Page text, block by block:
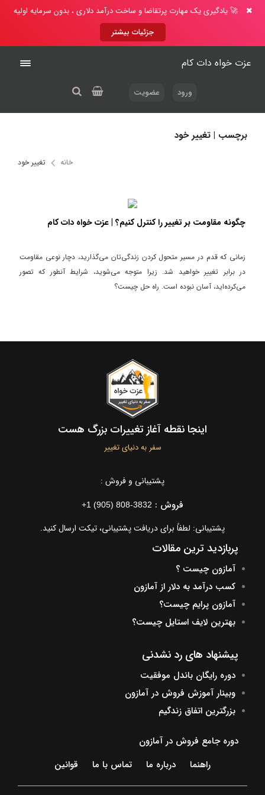
🚀 یادگیری یک مهارت پرتقاضا و ساخت درآمد دلاری ، بدون سرمایه اولیه
جزئیات بیشتر
عزت خواه دات کام
ورود عضویت
برچسب | تغییر خود
خانه تغییر خود
چگونه مقاومت بر تغییر را کنترل کنیم؟ | عزت خواه دات کام
زمانی که قدم در مسیر متحول کردن زندگی‌تان می‌گذارید، دچار نوعی مقاومت
در برابر تغییر خواهید شد. زیرا متوجه می‌شوید، شرایط آنطور که تصور
می‌کرده‌اید، آسان نبوده است. راه حل چیست؟
اینجا نقطه آغاز تغییرات بزرگ هست
سفر به دنیای تغییر
پشتیبانی و فروش :
فروش : +1 (905) 808-3832
پشتیبانی: لطفاً برای دریافت پشتیبانی، تیکت ارسال کنید.
پربازدید ترین مقالات
آمازون چیست ؟
کسب درآمد به دلار از آمازون
آمازون پرایم چیست؟
بهترین لایف استایل چیست؟
پیشنهاد های رد نشدنی
دوره رایگان باندل موفقیت
وبینار آموزش فروش در آمازون
بزرگترین اتفاق زندگیم
دوره جامع فروش در آمازون
راهنما
درباره ما تماس با ما قوانین